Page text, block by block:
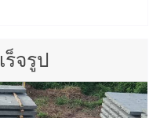
จรูป